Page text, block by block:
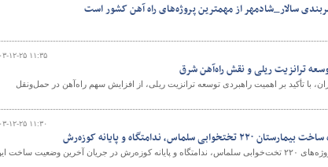
سالار_شادمهر از مهمترین پروژه‌های راه آهن کشور است
۱۴۰۳-۱۲-۲۵
ترانزیت ریلی و نقش راه‌آهن شرق
با تأکید بر اهمیت راهبردی توسعه ترانزیت ریلی، از افزایش سهم راه‌آهن در حمل‌ونقل
۱۴۰۳-۱۲-۲۵
ندامتگاه و پایانه کوزه‌رش
وزیر راه و شهرسازی ضمن بازدید از پروژه‌های ۲۲۰ تخت‌خوابی سلماس، ندامتگاه و پایانه کوزه‌رش در جریان آخرین وضعیت ساخت